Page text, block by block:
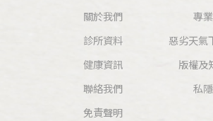
關於我們
專
診所資料
健康資訊
聯絡我們
惡劣天氣
版權及
私
免責聲明